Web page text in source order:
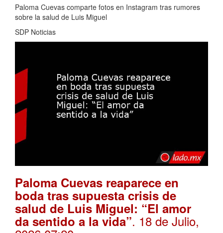
Paloma Cuevas comparte fotos en Instagram tras rumores
sobre la salud de Luis Miguel
SDP Noticias
Paloma Cuevas reaparece en
boda tras supuesta crisis de
salud de Luis Miguel: “El amor
da sentido a la vida”. 18 de Julio,